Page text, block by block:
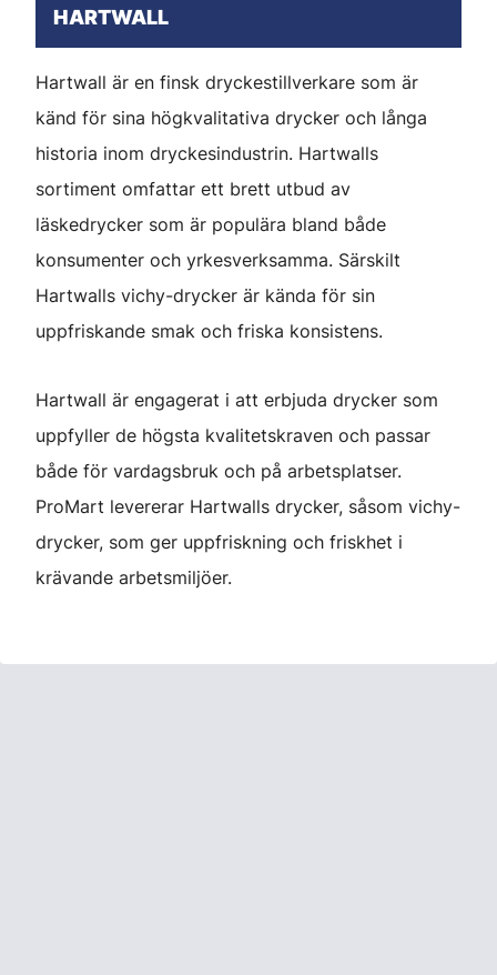
HARTWALL
Hartwall är en finsk dryckestillverkare som är
känd för sina högkvalitativa drycker och långa
historia inom dryckesindustrin. Hartwalls
sortiment omfattar ett brett utbud av
läskedrycker som är populära bland både
konsumenter och yrkesverksamma. Särskilt
Hartwalls vichy-drycker är kända för sin
uppfriskande smak och friska konsistens.
Hartwall är engagerat i att erbjuda drycker som
uppfyller de högsta kvalitetskraven och passar
både för vardagsbruk och på arbetsplatser.
ProMart levererar Hartwalls drycker, såsom vichy-
drycker, som ger uppfriskning och friskhet i
krävande arbetsmiljöer.